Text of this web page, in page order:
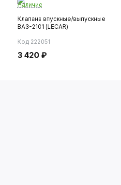
Наличие
Клапана впускные/выпускные
ВАЗ-2101 (LECAR)
Код 222051
3 420 ₽